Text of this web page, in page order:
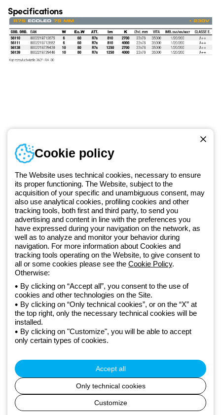
Specifications
Od 2025 roku firma Beghelli jest częścią Grupy GEWISS, działając w
ramach ekosystemu GEWISS LightZone, w którym tworzymy
zintegrowane rozwiązania oświetleniowe, przekształcające
złożoność w prostotę oraz wspierające profesjonalistów i
użytkowników w realizacji ich potrzeb.Dowiedz się więcej o GEWISS
Numer telefonu
Od poniedziałku do piątku w godzinach 8:00 do 16:00
+48 32 422 55 79
Polityka prywatności
Polityka cookies
Ogólne warunki sprzedaży
Wszystkie dokumenty
Deklaracja dostępności
Realizacja strony
to the direction and coordination of Gewiss S.p.A. - P.IVA (IT)
00666341201 - Registered in the Register of Companies of
Bologna. Fully paid-up capital: 10,000,000 Euro
Cookie policy
The Website uses technical cookies, necessary to ensure
its proper functioning. The Website, subject to the
acquisition of your specific and unambiguous consent, may
also use analytical cookies, profiling cookies and other
tracking tools, both first and third party, to send you
advertising and content in line with the preferences you
have expressed during your navigation on the network, as
well as to analyze and monitor your behavior during
navigation. For more information about Cookies and
tracking tools operating on the Website, to give consent to
all or some cookies please see the Cookie Policy.
Otherwise:
By clicking on “Accept all”, you consent to the use of
cookies and other technologies on the Site.
By clicking on “Only technical cookies”, or on the “X” at
the top right, only the necessary technical cookies will be
installed.
By clicking on "Customize", you will be able to accept
only certain types of cookies.
Accept all
Only technical cookies
Customize